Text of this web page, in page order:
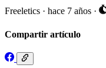
Freeletics · hace 7 años ·
Compartir artículo